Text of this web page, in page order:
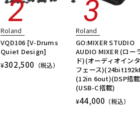
Roland
VQD106 [V-Drums
Quiet Design]
¥302,500 （税込）
Roland
GO:MIXER STUDIO
AUDIO MIXER (ロー
ド)(オーディオイン
フェース
(12in 6out)(DSP搭
(USB-C搭載)
¥44,000 （税込）